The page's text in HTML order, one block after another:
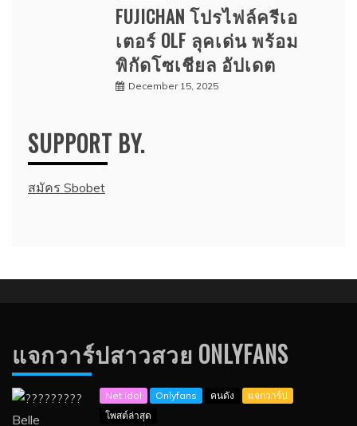
FUJICHAN โปรไฟล์ครีเอ
เตอร์ OLF ลุคเด่น พร้อม
พิกัดโซเชียล อัปเดต
December 15, 2025
SUPPORT BY.
สมัคร Sbobet
แจกวาร์ปสาวสวย ONLYFANS
Net idol Onlyfans คนดัง
แจกวาร์ป
โพสต์ล่าสุด